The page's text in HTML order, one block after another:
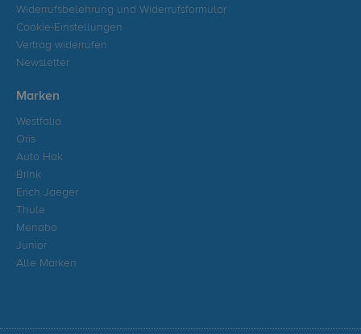
Widerrufsbelehrung und Widerrufsformular
Cookie-Einstellungen
Vertrag widerrufen
Newsletter
Marken
Westfalia
Oris
Auto Hak
Brink
Erich Jaeger
Thule
Menabo
Junior
Alle Marken